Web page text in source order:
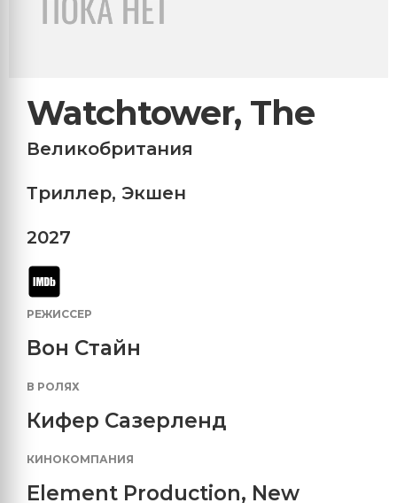
Watchtower, The
Великобритания
Триллер, Экшен
2027
РЕЖИССЕР
Вон Стайн
В РОЛЯХ
Кифер Сазерленд
КИНОКОМПАНИЯ
Element Production, New